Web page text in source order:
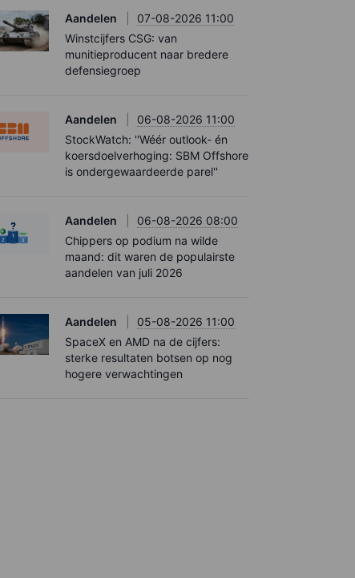
Aandelen
07-08-2026 11:00
Winstcijfers CSG: van
munitieproducent naar bredere
defensiegroep
Aandelen
06-08-2026 11:00
StockWatch: ''Wéér outlook- én
koersdoelverhoging: SBM Offshore
is ondergewaardeerde parel''
Aandelen
06-08-2026 08:00
Chippers op podium na wilde
maand: dit waren de populairste
aandelen van juli 2026
Aandelen
05-08-2026 11:00
SpaceX en AMD na de cijfers:
sterke resultaten botsen op nog
hogere verwachtingen